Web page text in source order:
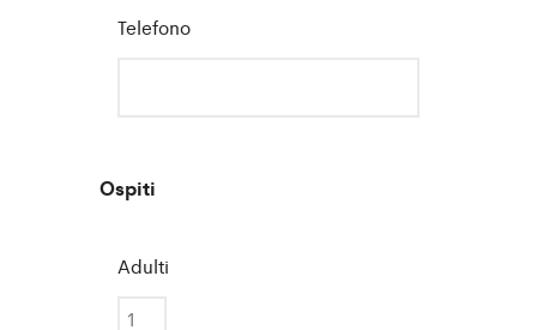
Telefono
Ospiti
Adulti